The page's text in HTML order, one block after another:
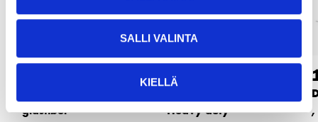
SALLI VALINTA
KIELLÄ
glasfiber
14
Heavy duty
,